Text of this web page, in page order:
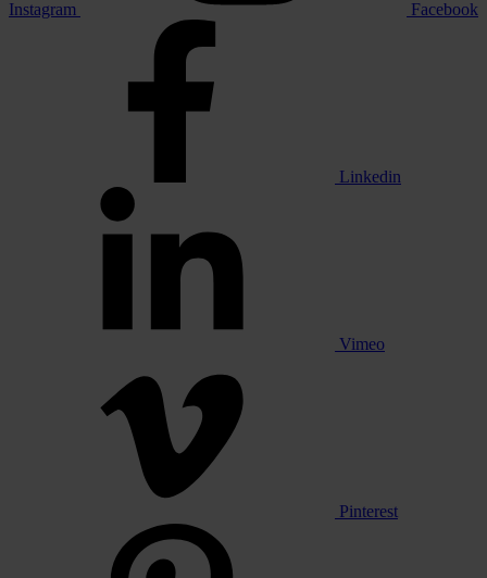
Instagram Facebook
Linkedin
Vimeo
Pinterest